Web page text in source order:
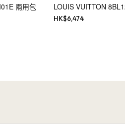
兩用包 LOUIS VUITTON
HK$6,474